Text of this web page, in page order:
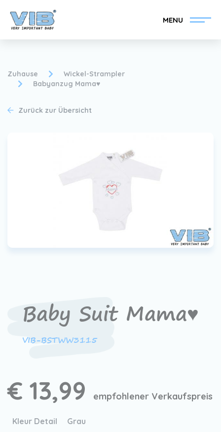
MENU
VIB®-Händler werden
VIB®-Händler werden
Zuhause
Wickel-Strampler
Babyanzug Mama♥
Zurück zur Übersicht
Baby Suit Mama♥
VIB-BSTWW3115
€ 13,99 empfohlener Verkaufspreis
Kleur Detail
Grau